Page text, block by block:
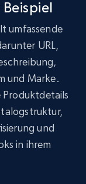
kaufen
umfassende
URL,
und Marke.
und
in ihrem